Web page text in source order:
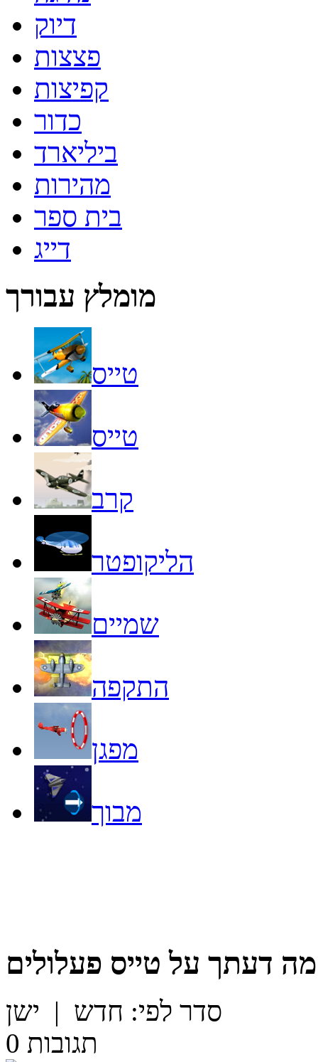
דיוק
פצצות
קפיצות
כדור
ביליארד
מהירות
בית ספר
דייג
מומלץ עבורך
טייס
טייס
קרב
הליקופטר
שמיים
התקפה
מפגן
מבוך
מה דעתך על טייס פעלולים
סדר לפי: חדש | ישן
0 תגובות